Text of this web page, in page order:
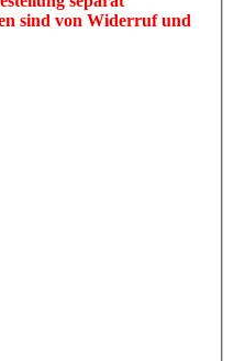
sind von Widerruf und